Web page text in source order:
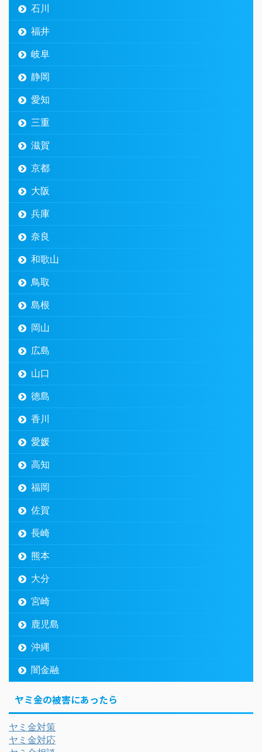
石川
福井
岐阜
静岡
愛知
三重
滋賀
京都
大阪
兵庫
奈良
和歌山
鳥取
島根
岡山
広島
山口
徳島
香川
愛媛
高知
福岡
佐賀
長崎
熊本
大分
宮崎
鹿児島
沖縄
闇金融
ヤミ金の被害にあったら
ヤミ金対策
ヤミ金対応